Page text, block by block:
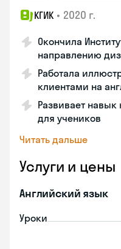
КГИК • 2020 г.
Окончила
направлению
Работала
клиентами на
Развивает
для учеников
Читать дальше
Услуги и цены
Английский язык
Уроки